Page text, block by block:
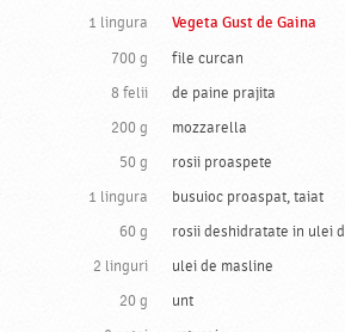
1 lingura Vegeta Gust de Gaina
700 g file curcan
8 felii de paine prajita
200 g mozzarella
50 g rosii proaspete
1 lingura busuioc proaspat, taiat
60 g rosii deshidratate in ulei
2 linguri ulei de masline
20 g unt